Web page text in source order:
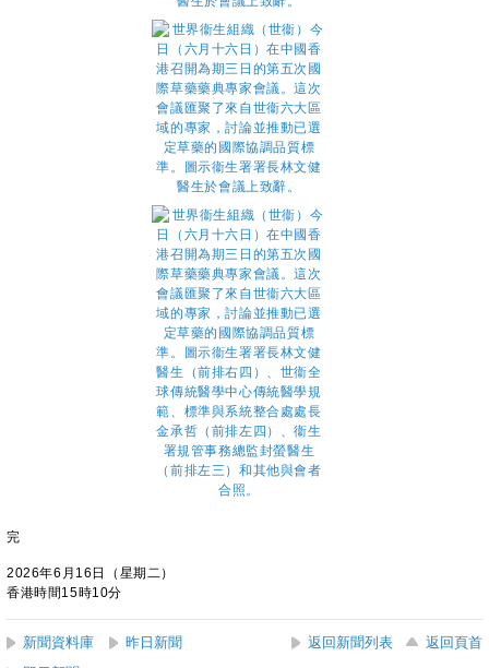
完
2026年6月16日（星期二）
香港時間15時10分
新聞資料庫 昨日新聞 返回新聞列表
返回頁首